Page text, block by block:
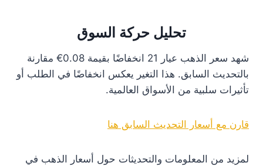
تحليل حركة السوق
شهد سعر الذهب عيار 21 انخفاضًا بقيمة 0.08€ مقارنة
بالتحديث السابق. هذا التغير يعكس انخفاضًا في الطلب أو
تأثيرات سلبية من الأسواق العالمية.
قارن مع أسعار التحديث السابق هنا
لمزيد من المعلومات والتحديثات حول أسعار الذهب في